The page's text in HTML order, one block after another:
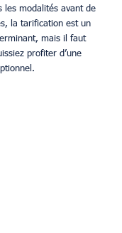
les modalités avant de
la tarification est un
mais il faut
profiter d’une